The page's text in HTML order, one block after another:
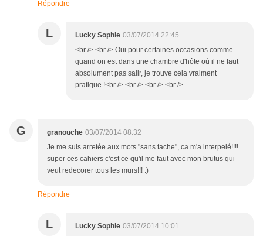
Répondre
L Lucky Sophie 03/07/2014 22:45
<br /> <br /> Oui pour certaines occasions comme
quand on est dans une chambre d'hôte où il ne faut
absolument pas salir, je trouve cela vraiment
pratique !<br /> <br /> <br /> <br />
G granouche 03/07/2014 08:32
Je me suis arretée aux mots "sans tache", ca m'a interpelé!!!!
super ces cahiers c'est ce qu'il me faut avec mon brutus qui
veut redecorer tous les murs!!! :)
Répondre
L Lucky Sophie 03/07/2014 10:01